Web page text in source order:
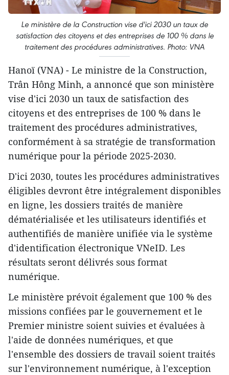
Le ministère de la Construction vise d'ici 2030 un taux de
satisfaction des citoyens et des entreprises de 100 % dans le
traitement des procédures administratives. Photo: VNA
Hanoï (VNA) - Le ministre de la Construction,
Trân Hông Minh, a annoncé que son ministère
vise d'ici 2030 un taux de satisfaction des
citoyens et des entreprises de 100 % dans le
traitement des procédures administratives,
conformément à sa stratégie de transformation
numérique pour la période 2025-2030.
D'ici 2030, toutes les procédures administratives
éligibles devront être intégralement disponibles
en ligne, les dossiers traités de manière
dématérialisée et les utilisateurs identifiés et
authentifiés de manière unifiée via le système
d'identification électronique VNeID. Les
résultats seront délivrés sous format
numérique.
Le ministère prévoit également que 100 % des
missions confiées par le gouvernement et le
Premier ministre soient suivies et évaluées à
l'aide de données numériques, et que
l'ensemble des dossiers de travail soient traités
sur l'environnement numérique, à l'exception